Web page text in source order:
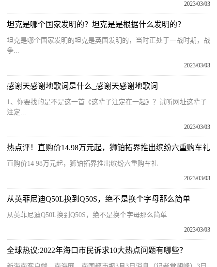
2023/03/03
坦克是哪个国家发明的？坦克是是根据什么发明的？
坦克是哪个国家发明的坦克是英国发明的，当时正处于一战时期，战
争...
2023/03/03
感谢天感谢地歌词是什么_感谢天感谢地歌词
1、你要找的是不是这一首《这辈子注定在一起》？试听网址这辈子
注定...
2023/03/03
热点评！直购价14.98万元起，狮铂拓界推出缤纷六重购车礼
直购价14 98万元起，狮铂拓界推出缤纷六重购车礼
2023/03/03
从英菲尼迪Q50L换到Q50S，绝不是换个字母那么简单
从英菲尼迪Q50L换到Q50S，绝不是换个字母那么简单
2023/03/03
全球热议:2022年海口市民诉求10大热点问题有哪些？